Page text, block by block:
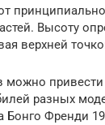
Высоту
верхней
можно
разных
Френди